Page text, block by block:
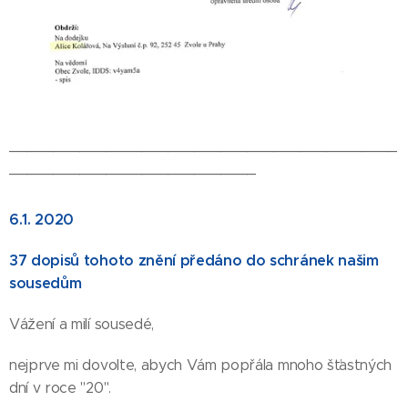
6.1. 2020
37 dopisů tohoto znění předáno do schránek našim
sousedům
Vážení a milí sousedé,
nejprve mi dovolte, abych Vám popřála mnoho šťastných
dní v roce "20".